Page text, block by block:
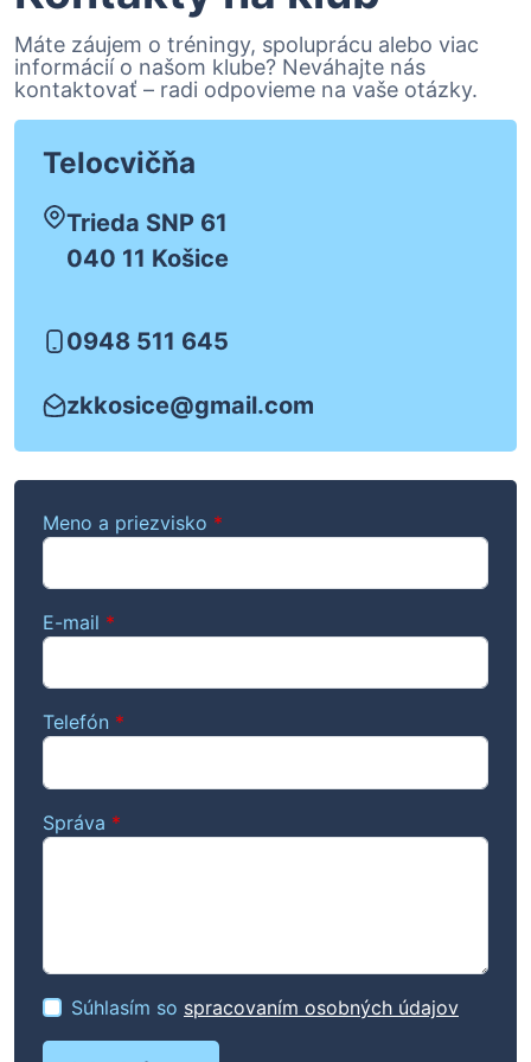
Máte záujem o tréningy, spoluprácu alebo viac
informácií o našom klube? Neváhajte nás
kontaktovať – radi odpovieme na vaše otázky.
Telocvičňa
Trieda SNP 61
040 11 Košice
0948 511 645
zkkosice@gmail.com
Meno a priezvisko *
E-mail *
Telefón *
Správa *
Súhlasím so spracovaním osobných údajov